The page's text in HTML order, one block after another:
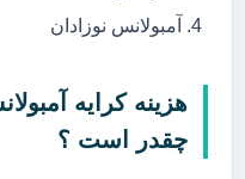
آمبولانس نوزادان
هزینه کرایه
چقدر است ؟